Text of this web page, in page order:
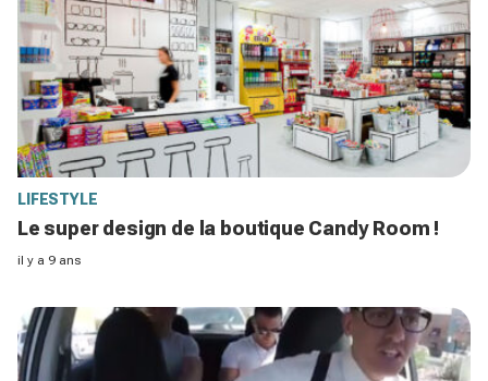
LIFESTYLE
Le super design de la boutique Candy Room !
il y a 9 ans